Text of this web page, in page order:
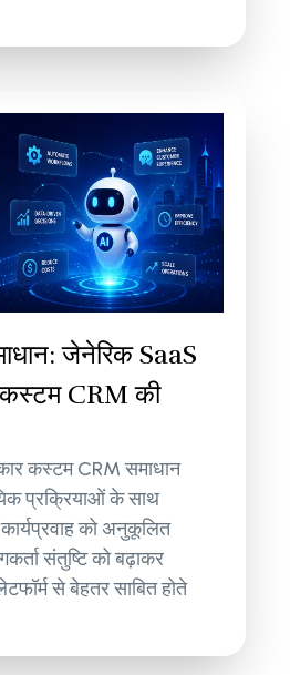
जेनेरिक SaaS
कस्टम CRM की
कस्टम CRM समाधान
प्रक्रियाओं के साथ
को अनुकूलित
संतुष्टि को बढ़ाकर
से बेहतर साबित होते